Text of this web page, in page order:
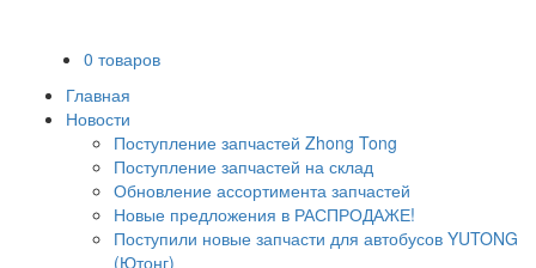
0 товаров
Главная
Новости
Поступление запчастей Zhong Tong
Поступление запчастей на склад
Обновление ассортимента запчастей
Новые предложения в РАСПРОДАЖЕ!
Поступили новые запчасти для автобусов YUTONG
(Ютонг)